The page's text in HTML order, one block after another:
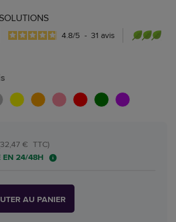
4.8/5 - 31 avis
€ TTC)
EN 24/48H
AU PANIER